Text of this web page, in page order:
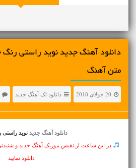
متن آهنگ
20 جولای 2018 دانلود تک آهنگ جدید
دانلود آهنگ جدید نوید
در این ساعت از نفیس موزیک آهنگ جدید و
دانلود نمایید